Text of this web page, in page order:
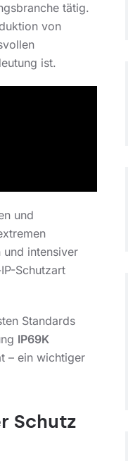
tätig.
von
ist.
und
und intensiver
Schutzart
Standards
IP69K
– ein wichtiger
Schutz